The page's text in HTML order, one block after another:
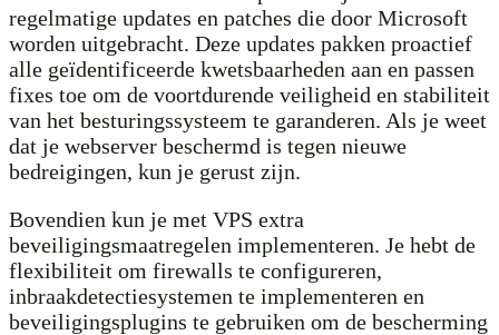
regelmatige updates en patches die door Microsoft
worden uitgebracht. Deze updates pakken proactief
alle geïdentificeerde kwetsbaarheden aan en passen
fixes toe om de voortdurende veiligheid en stabiliteit
van het besturingssysteem te garanderen. Als je weet
dat je webserver beschermd is tegen nieuwe
bedreigingen, kun je gerust zijn.
Bovendien kun je met VPS extra
beveiligingsmaatregelen implementeren. Je hebt de
flexibiliteit om firewalls te configureren,
inbraakdetectiesystemen te implementeren en
beveiligingsplugins te gebruiken om de bescherming